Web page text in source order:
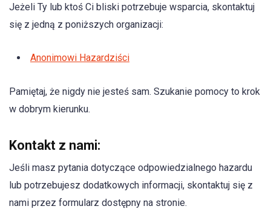
Jeżeli Ty lub ktoś Ci bliski potrzebuje wsparcia, skontaktuj
się z jedną z poniższych organizacji:
Anonimowi Hazardziści
Pamiętaj, że nigdy nie jesteś sam. Szukanie pomocy to krok
w dobrym kierunku.
Kontakt z nami:
Jeśli masz pytania dotyczące odpowiedzialnego hazardu
lub potrzebujesz dodatkowych informacji, skontaktuj się z
nami przez formularz dostępny na stronie.